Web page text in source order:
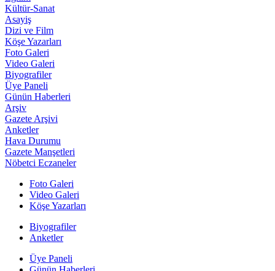
Kültür-Sanat
Asayiş
Dizi ve Film
Köşe Yazarları
Foto Galeri
Video Galeri
Biyografiler
Üye Paneli
Günün Haberleri
Arşiv
Gazete Arşivi
Anketler
Hava Durumu
Gazete Manşetleri
Nöbetci Eczaneler
Foto Galeri
Video Galeri
Köşe Yazarları
Biyografiler
Anketler
Üye Paneli